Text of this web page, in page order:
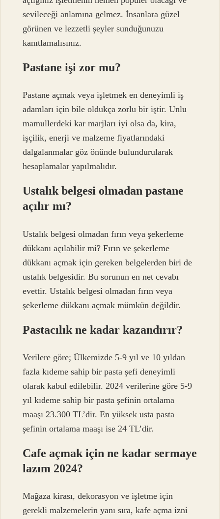
sevileceği anlamına gelmez. İnsanlara güzel
görünen ve lezzetli şeyler sunduğunuzu
kanıtlamalısınız.
Pastane işi zor mu?
Pastane açmak veya işletmek en deneyimli iş
adamları için bile oldukça zorlu bir iştir. Unlu
mamullerdeki kar marjları iyi olsa da, kira,
işçilik, enerji ve malzeme fiyatlarındaki
dalgalanmalar göz önünde bulundurularak
hesaplamalar yapılmalıdır.
Ustalık belgesi olmadan pastane
açılır mı?
Ustalık belgesi olmadan fırın veya şekerleme
dükkanı açılabilir mi? Fırın ve şekerleme
dükkanı açmak için gereken belgelerden biri de
ustalık belgesidir. Bu sorunun en net cevabı
evettir. Ustalık belgesi olmadan fırın veya
şekerleme dükkanı açmak mümkün değildir.
Pastacılık ne kadar kazandırır?
Verilere göre; Ülkemizde 5-9 yıl ve 10 yıldan
fazla kıdeme sahip bir pasta şefi deneyimli
olarak kabul edilebilir. 2024 verilerine göre 5-9
yıl kıdeme sahip bir pasta şefinin ortalama
maaşı 23.300 TL’dir. En yüksek usta pasta
şefinin ortalama maaşı ise 24 TL’dir.
Cafe açmak için ne kadar sermaye
lazım 2024?
Mağaza kirası, dekorasyon ve işletme için
gerekli malzemelerin yanı sıra, kafe açma izni